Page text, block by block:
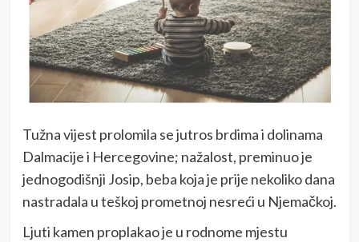
Tužna vijest prolomila se jutros brdima i dolinama
Dalmacije i Hercegovine; nažalost, preminuo je
jednogodišnji Josip, beba koja je prije nekoliko dana
nastradala u teškoj prometnoj nesreći u Njemačkoj.
Ljuti kamen proplakao je u rodnome mjestu